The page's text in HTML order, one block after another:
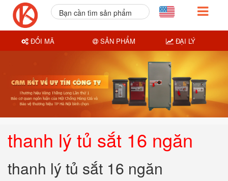
thanh lý tủ sắt 16 ngăn
thanh lý tủ sắt 16 ngăn
Bạn cần tìm sản phẩm
ĐỔI MÃ SẢN PHẨM ĐẠI LÝ